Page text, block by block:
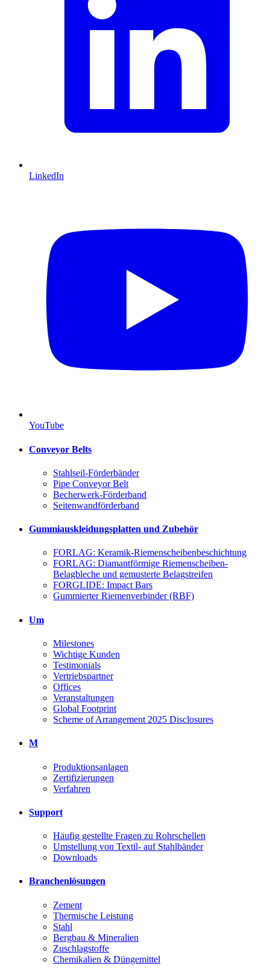
LinkedIn
YouTube
Conveyor Belts
Stahlseil-Förderbänder
Pipe Conveyor Belt
Becherwerk-Förderband
Seitenwandförderband
Gummiauskleidungsplatten und Zubehör
FORLAG: Keramik-Riemenscheibenbeschichtung
FORLAG: Diamantförmige Riemenscheiben-
Belagbleche und gemusterte Belagstreifen
FORGLIDE: Impact Bars
Gummierter Riemenverbinder (RBF)
Um
Milestones
Wichtige Kunden
Testimonials
Vertriebspartner
Offices
Veranstaltungen
Global Footprint
Scheme of Arrangement 2025 Disclosures
M
Produktionsanlagen
Zertifizierungen
Verfahren
Support
Häufig gestellte Fragen zu Rohrschellen
Umstellung von Textil- auf Stahlbänder
Downloads
Branchenlösungen
Zement
Thermische Leistung
Stahl
Bergbau & Mineralien
Zuschlagstoffe
Chemikalien & Düngemittel